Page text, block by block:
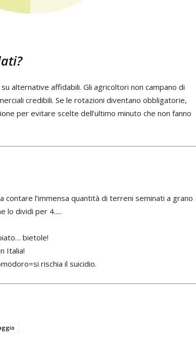
alternative affidabili. Gli agricoltori non campano di
credibili. Se le rotazioni diventano obbligatorie,
per evitare scelte dell’ultimo minuto che non fanno
contare l’immensa quantità di terreni seminati a grano
lo dividi per 4.....
bietole!
Italia!
rischia il suicidio.